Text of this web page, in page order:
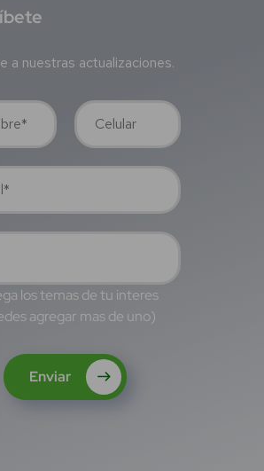
a nuestras actualizaciones.
los temas de tu interes
agregar mas de uno)
Enviar